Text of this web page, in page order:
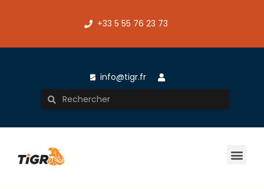
+33 5 55 76 23 73
info@tigr.fr